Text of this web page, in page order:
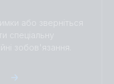
або зверніться
спеціальну
зобов'язання.